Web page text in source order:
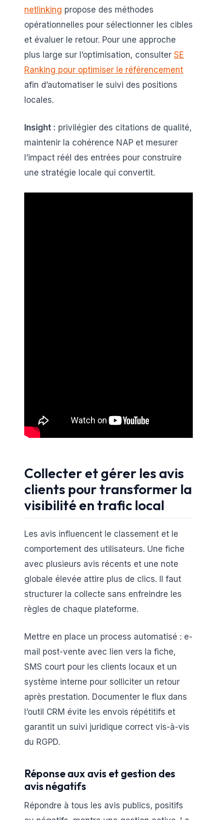
netlinking propose des méthodes
opérationnelles pour sélectionner les cibles
et évaluer le retour. Pour une approche
plus large sur l’optimisation, consulter SE
Ranking pour optimiser le référencement
afin d’automatiser le suivi des positions
locales.
Insight : privilégier des citations de qualité,
maintenir la cohérence NAP et mesurer
l’impact réél des entrées pour construire
une stratégie locale qui convertit.
Collecter et gérer les avis
clients pour transformer la
visibilité en trafic local
Les avis influencent le classement et le
comportement des utilisateurs. Une fiche
avec plusieurs avis récents et une note
globale élevée attire plus de clics. Il faut
structurer la collecte sans enfreindre les
règles de chaque plateforme.
Mettre en place un process automatisé : e-
mail post-vente avec lien vers la fiche,
SMS court pour les clients locaux et un
système interne pour solliciter un retour
après prestation. Documenter le flux dans
l’outil CRM évite les envois répétitifs et
garantit un suivi juridique correct vis-à-vis
du RGPD.
Réponse aux avis et gestion des
avis négatifs
Répondre à tous les avis publics, positifs